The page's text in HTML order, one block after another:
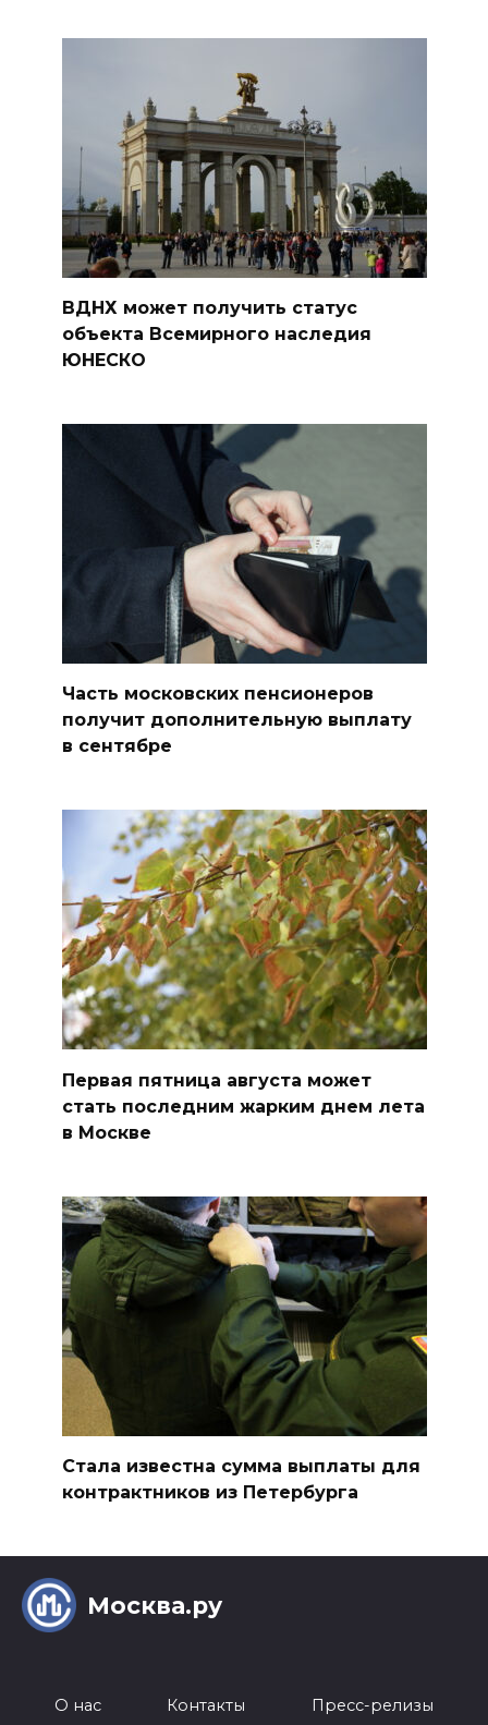
ВДНХ может получить статус
объекта Всемирного наследия
ЮНЕСКО
Часть московских пенсионеров
получит дополнительную выплату
в сентябре
Первая пятница августа может
стать последним жарким днем лета
в Москве
Стала известна сумма выплаты для
контрактников из Петербурга
Москва.ру
О нас Контакты Пресс-релизы